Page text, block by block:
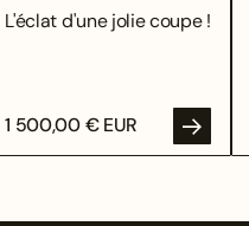
L'éclat d'une jolie coupe !
1 500,00 € EUR